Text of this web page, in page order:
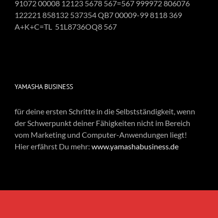
91072 00008 12123 5678 567=567 999972 806076
122221 858132 537354 QB7 00009-99 8118 369
A+K+C=TL 51L8736OQ8 567
YAMASHA BUSINESS
für deine ersten Schritte in die Selbstständigkeit, wenn
der Schwerpunkt deiner Fähigkeiten nicht im Bereich
vom Marketing und Computer-Anwendungen liegt!
Hier erfährst Du mehr: www.yamashabusiness.de